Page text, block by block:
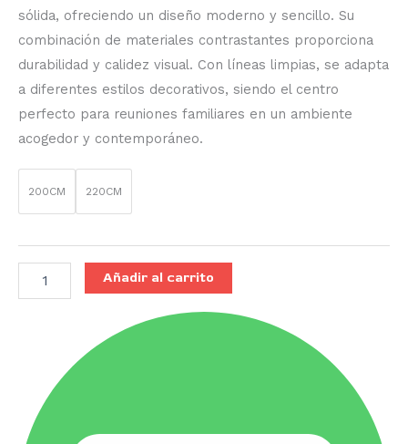
sólida, ofreciendo un diseño moderno y sencillo. Su
combinación de materiales contrastantes proporciona
durabilidad y calidez visual. Con líneas limpias, se adapta
a diferentes estilos decorativos, siendo el centro
perfecto para reuniones familiares en un ambiente
acogedor y contemporáneo.
200CM 220CM
Añadir al carrito